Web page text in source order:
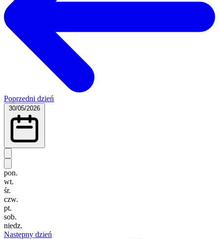
Poprzedni dzień
30/05/2026
pon.
wt.
śr.
czw.
pt.
sob.
niedz.
Następny dzień